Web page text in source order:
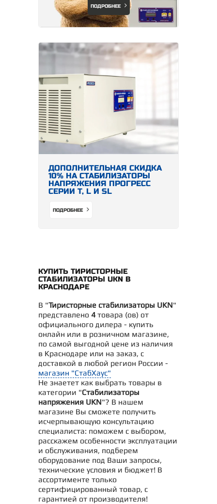
ПОДРОБНЕЕ
ДОПОЛНИТЕЛЬНАЯ СКИДКА
10% НА СТАБИЛИЗАТОРЫ
НАПРЯЖЕНИЯ ПРОГРЕСС
СЕРИИ Т, L И SL
ПОДРОБНЕЕ
КУПИТЬ ТИРИСТОРНЫЕ
СТАБИЛИЗАТОРЫ UKN В
КРАСНОДАРЕ
В "Тиристорные стабилизаторы UKN"
представлено 4 товара (ов) от
официального дилера - купить
онлайн или в розничном магазине,
по самой выгодной цене из наличия
в Краснодаре или на заказ, с
доставкой в любой регион России -
магазин "СтабХаус"
Не знаетет как выбрать товары в
категории "Стабилизаторы
напряжения UKN"? В нашем
магазине Вы сможете получить
исчерпывающую консультацию
специалиста: поможем с выбором,
расскажем особенности эксплуатации
и обслуживания, подберем
оборудование под Ваши запросы,
технические условия и бюджет! В
ассортименте только
сертифицированный товар, с
гарантией от производителя!